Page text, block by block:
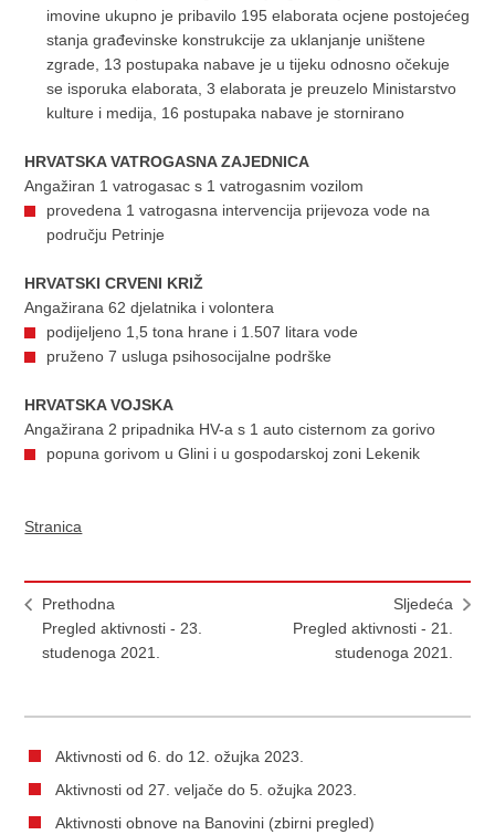
imovine ukupno je pribavilo 195 elaborata ocjene postojećeg
stanja građevinske konstrukcije za uklanjanje uništene
zgrade, 13 postupaka nabave je u tijeku odnosno očekuje
se isporuka elaborata, 3 elaborata je preuzelo Ministarstvo
kulture i medija, 16 postupaka nabave je stornirano
HRVATSKA VATROGASNA ZAJEDNICA
Angažiran 1 vatrogasac s 1 vatrogasnim vozilom
provedena 1 vatrogasna intervencija prijevoza vode na
području Petrinje
HRVATSKI CRVENI KRIŽ
Angažirana 62 djelatnika i volontera
podijeljeno 1,5 tona hrane i 1.507 litara vode
pruženo 7 usluga psihosocijalne podrške
HRVATSKA VOJSKA
Angažirana 2 pripadnika HV-a s 1 auto cisternom za gorivo
popuna gorivom u Glini i u gospodarskoj zoni Lekenik
Stranica
Prethodna
Pregled aktivnosti - 23.
studenoga 2021.
Sljedeća
Pregled aktivnosti - 21.
studenoga 2021.
Aktivnosti od 6. do 12. ožujka 2023.
Aktivnosti od 27. veljače do 5. ožujka 2023.
Aktivnosti obnove na Banovini (zbirni pregled)